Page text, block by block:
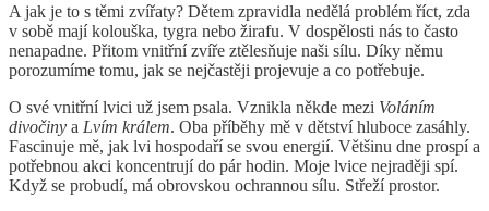
A jak je to s těmi zvířaty? Dětem zpravidla nedělá problém říct, zda
v sobě mají kolouška, tygra nebo žirafu. V dospělosti nás to často
nenapadne. Přitom vnitřní zvíře ztělesňuje naši sílu. Díky němu
porozumíme tomu, jak se nejčastěji projevuje a co potřebuje.
O své vnitřní lvici už jsem psala. Vznikla někde mezi Voláním
divočiny a Lvím králem. Oba příběhy mě v dětství hluboce zasáhly.
Fascinuje mě, jak lvi hospodaří se svou energií. Většinu dne prospí a
potřebnou akci koncentrují do pár hodin. Moje lvice nejraději spí.
Když se probudí, má obrovskou ochrannou sílu. Střeží prostor.